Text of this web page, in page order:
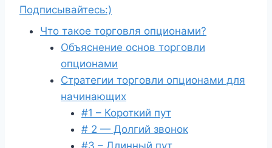
Подписывайтесь:)
Что такое торговля опционами?
Объяснение основ торговли
опционами
Стратегии торговли опционами для
начинающих
#1 – Короткий пут
# 2 — Долгий звонок
#3 – Длинный пут